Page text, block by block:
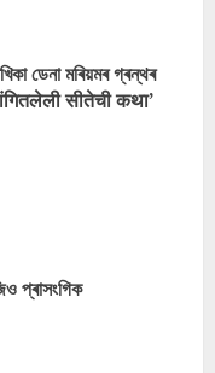
ডেনা মৰিয়মৰ গ্ৰন্থৰ
सीतेची कथा’
প্ৰাসংগিক